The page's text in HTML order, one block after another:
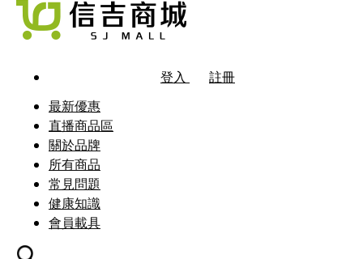
登入
註冊
最新優惠
直播商品區
關於品牌
所有商品
常見問題
健康知識
會員載具